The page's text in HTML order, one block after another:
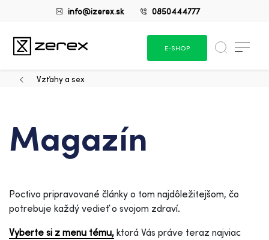
info@izerex.sk 0850444777
E-SHOP
Vzťahy a sex
Magazín
Poctivo pripravované články o tom najdôležitejšom, čo
potrebuje každý vedieť o svojom zdraví.
Vyberte si z menu tému, ktorá Vás práve teraz najviac